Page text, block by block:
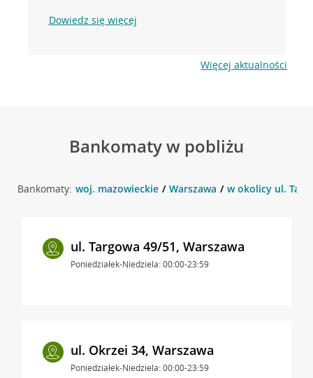
Dowiedz się więcej
Więcej aktualności
Bankomaty w pobliżu
Bankomaty: woj. mazowieckie Warszawa w okolicy ul.
ul. Targowa 49/51, Warszawa
Poniedziałek-Niedziela: 00:00-23:59
ul. Okrzei 34, Warszawa
Poniedziałek-Niedziela: 00:00-23:59